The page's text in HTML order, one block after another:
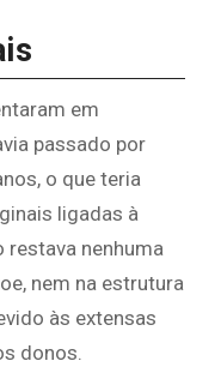
em
passado por
o que teria
ligadas à
restava nenhuma
nem na estrutura
às extensas
donos.